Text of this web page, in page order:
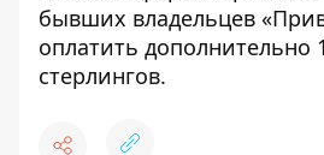
бывших владельцев
оплатить дополнительно
стерлингов.